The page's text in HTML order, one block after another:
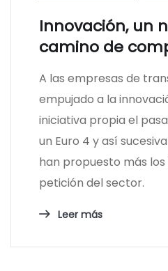
Innovación, un
camino de
A las empresas de
empujado a la
iniciativa propia el
un Euro 4 y así
han propuesto más
petición del sector.
Leer más